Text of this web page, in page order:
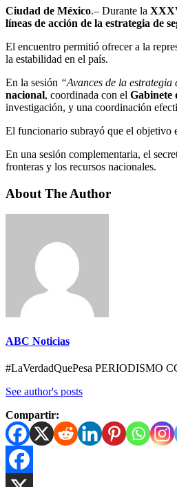
Ciudad de México.– Durante la
líneas de acción de la estrategia de
El encuentro permitió ofrecer a la
la estabilidad en el país.
En la sesión “Avances de la
nacional, coordinada con el Gabinete
investigación, y una coordinación
El funcionario subrayó que el objetivo
En una sesión complementaria, el
fronteras y los recursos nacionales.
About The Author
ABC Noticias
#LaVerdadQuePesa PERIODISMO
See author's posts
Compartir: